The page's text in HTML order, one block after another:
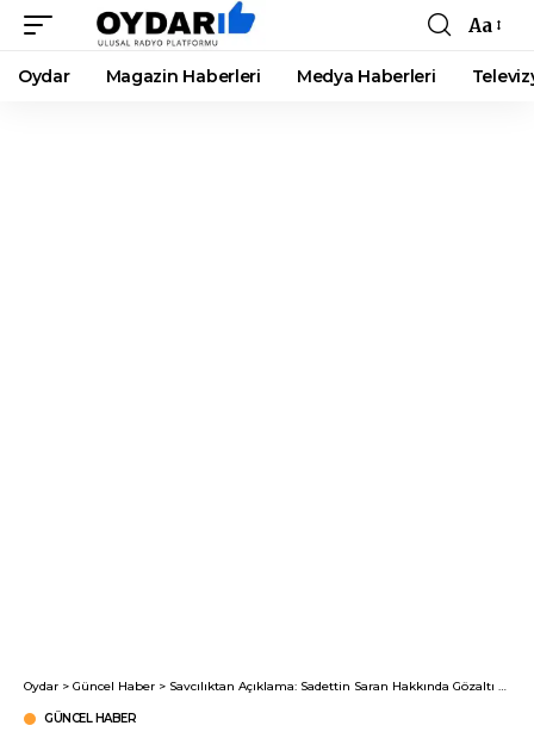
Font
Resizer
Aa
Oydar Magazin Haberleri Medya Haberleri
Oydar > Güncel Haber > Savcılıktan Açıklama: Sadettin Saran Hakkında Gözaltı Kararı!
GÜNCEL HABER